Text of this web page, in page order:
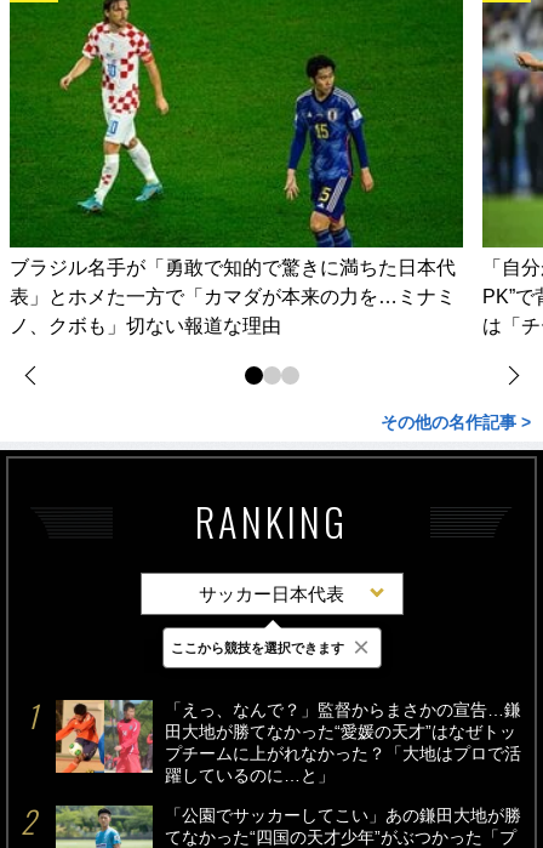
ブラジル名手が「勇敢で知的で驚きに満ちた日本代
表」とホメた一方で「カマダが本来の力を…ミナミ
ノ、クボも」切ない報道な理由
「自
PK”
は「
その他の名作記事 >
RANKING
サッカー日本代表
最新 24時間 週間
「えっ、なんで？」監督からまさかの宣告…鎌
田大地が勝てなかった“愛媛の天才”はなぜトッ
プチームに上がれなかった？「大地はプロで活
躍しているのに…と」
「公園でサッカーしてこい」あの鎌田大地が勝
てなかった“四国の天才少年”がぶつかった「プ
ここから競技を選択できます ×